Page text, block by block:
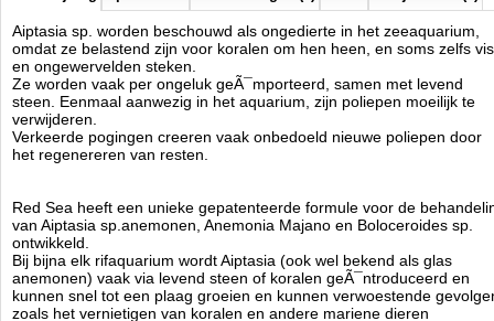
uitroeiing van zowel de anemoon zelf en haar Planula.
De nieuwe behandeling van Red Sea is volledig rif-safe en al het
materiaal dat niet door de Aiptasia ingenomen wordt is onschadelijk
voor andere ongewervelde dieren. Overtollig materiaal zal vergaan
met loop van de tijd zonder nadelige gevolgen.
Gemakkelijk te gebruiken en zeer effectief, Aiptasia-X biedt een lang
De Aiptasia-X kit bevat een 60ml fles van materiaal plus een applicator
set bestaande uit een spuit met 2 (rechte en schuine) lock-on
applicator tips waardoor de behandeling van zelfs de meest
ontoegankelijke anemonen mogelijk is. De 60ml geleverd in de kit
moet voldoende zijn om ongeveer 100 Aiptasia anemonen te
behandelen.
Aiptasia sp. worden beschouwd als ongedierte in het zeeaquarium,
omdat ze belastend zijn voor koralen om hen heen, en soms zelfs vis
en ongewervelden steken.
Ze worden vaak per ongeluk geÃ¯mporteerd, samen met levend
steen. Eenmaal aanwezig in het aquarium, zijn poliepen moeilijk te
verwijderen.
Verkeerde pogingen creeren vaak onbedoeld nieuwe poliepen door
het regenereren van resten.
Red Sea heeft een unieke gepatenteerde formule voor de
van Aiptasia sp.anemonen, Anemonia Majano en Boloceroides sp.
ontwikkeld.
Bij bijna elk rifaquarium wordt Aiptasia (ook wel bekend als glas
anemonen) vaak via levend steen of koralen geÃ¯ntroduceerd en
kunnen snel tot een plaag groeien en kunnen verwoestende
zoals het vernietigen van koralen en andere mariene dieren